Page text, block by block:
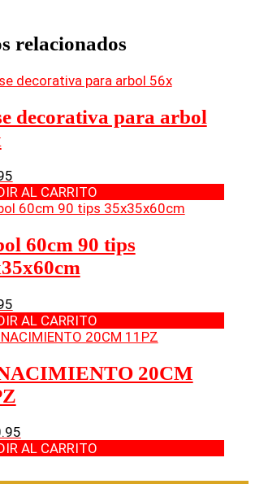
relacionados
decorativa para arbol
AL CARRITO
60cm 90 tips
AL CARRITO
20CM
AL CARRITO